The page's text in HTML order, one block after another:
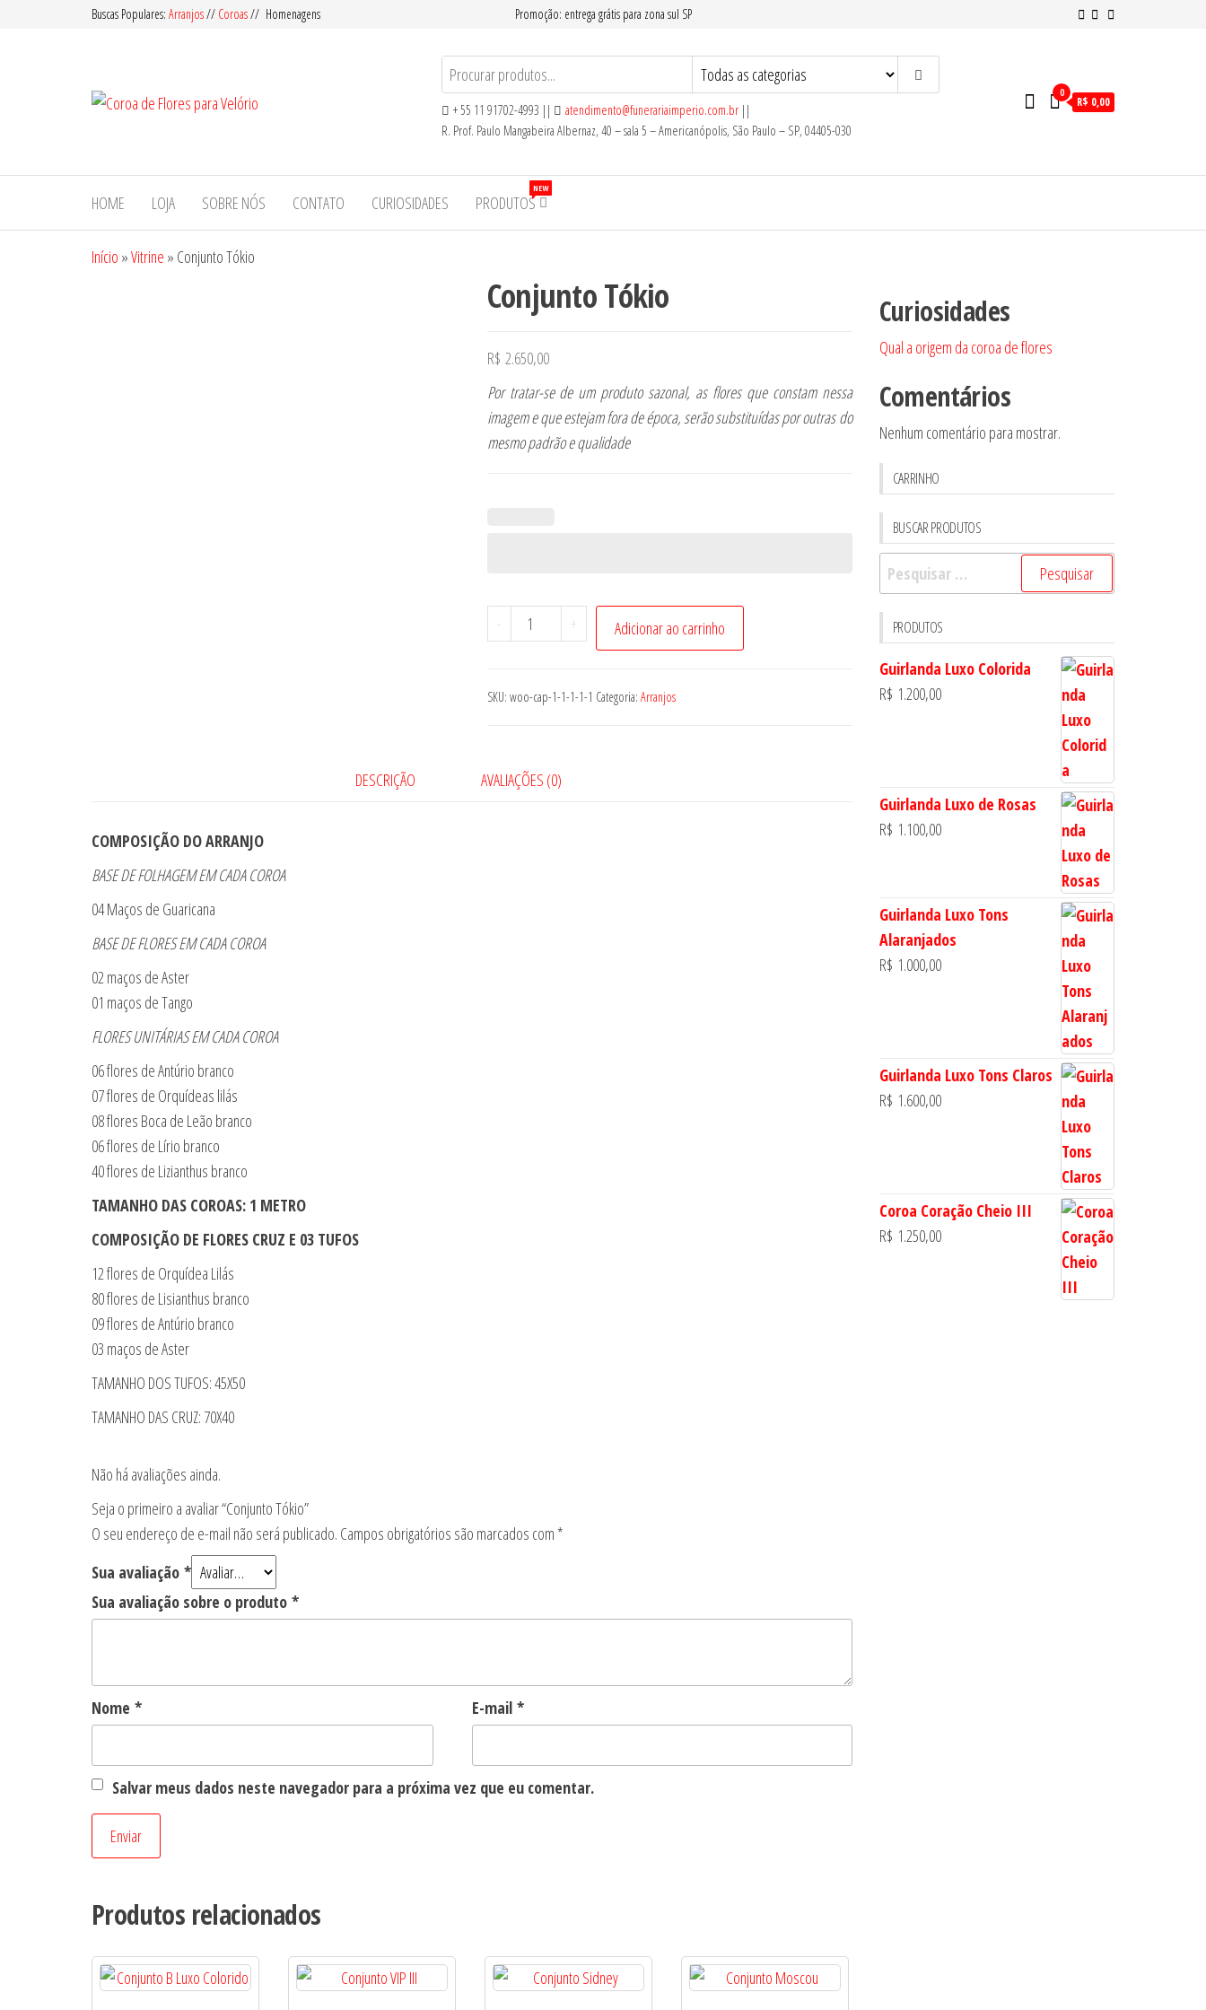
Buscas Populares: Arranjos// Coroas// Homenagens Promoção: entrega grátis para zona sul SP
para
Velório
e Preço
Acessível
em Velórios
+ 55 11 91702-4993 || atendimento@funerariaimperio.com.br ||
R. Prof. Paulo Mangabeira Albernaz, 40 – sala 5 – Americanópolis, São Paulo – SP, 04405-030
0
R$ 0,00
HOME LOJA SOBRE NÓS CONTATO CURIOSIDADES PRODUTOS
NEW
Início »Vitrine » Conjunto Tókio
Conjunto Tókio
R$ 2.650,00
Por tratar-se de um produto sazonal, as flores que constam nessa
imagem e que estejam fora de época, serão substituídas por outras do
mesmo padrão e qualidade
-
Conjunto
Tókio
+ Adicionar ao carrinho
SKU: woo-cap-1-1-1-1-1 Categoria: Arranjos
DESCRIÇÃO AVALIAÇÕES (0)
COMPOSIÇÃO DO ARRANJO
BASE DE FOLHAGEM EM CADA COROA
04 Maços de Guaricana
BASE DE FLORES EM CADA COROA
02 maços de Aster
01 maços de Tango
FLORES UNITÁRIAS EM CADA COROA
06 flores de Antúrio branco
07 flores de Orquídeas lilás
08 flores Boca de Leão branco
06 flores de Lírio branco
40 flores de Lizianthus branco
TAMANHO DAS COROAS: 1 METRO
COMPOSIÇÃO DE FLORES CRUZ E 03 TUFOS
12 flores de Orquídea Lilás
80 flores de Lisianthus branco
09 flores de Antúrio branco
03 maços de Aster
TAMANHO DOS TUFOS: 45X50
TAMANHO DAS CRUZ: 70X40
Não há avaliações ainda.
Seja o primeiro a avaliar “Conjunto Tókio”
O seu endereço de e-mail não será publicado. Campos obrigatórios são marcados com *
Sua avaliação *
Sua avaliação sobre o produto *
Nome * E-mail *
Salvar meus dados neste navegador para a próxima vez que eu comentar.
Produtos relacionados
Curiosidades
Qual a origem da coroa de flores
Comentários
Nenhum comentário para mostrar.
CARRINHO
BUSCAR PRODUTOS
Pesquisar
por:
PRODUTOS
Guirlanda Luxo Colorida
R$ 1.200,00
Guirlanda Luxo de Rosas
R$ 1.100,00
Guirlanda Luxo Tons
Alaranjados
R$ 1.000,00
Guirlanda Luxo Tons Claros
R$ 1.600,00
Coroa Coração Cheio III
R$ 1.250,00